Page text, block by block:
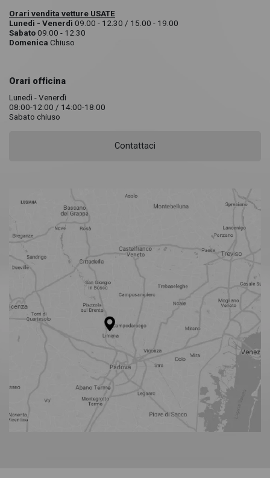
Orari vendita vetture USATE
Lunedì - Venerdì 09.00 - 12.30 / 15.00 - 19.00
Sabato09.00 - 12.30
Domenica Chiuso
Orari officina
Lunedì - Venerdì
08:00-12:00 / 14:00-18:00
Sabato chiuso
Contattaci